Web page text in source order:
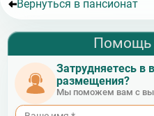
Вернуться в пансионат
Помощь
Затрудняетесь в
размещения?
Мы поможем вам с